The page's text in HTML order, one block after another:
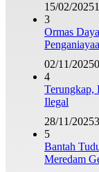
15/02/2025
3
Ormas
02/11/2025
4
Terungkap,
Ilegal
28/11/2025
5
Bantah
Meredam